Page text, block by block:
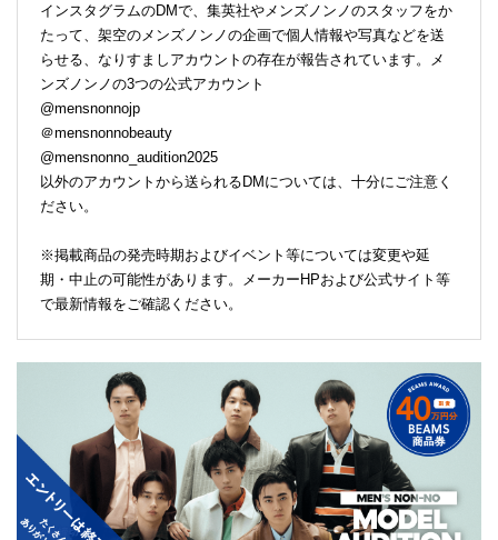
インスタグラムのDMで、集英社やメンズノンノのスタッフをか
たって、架空のメンズノンノの企画で個人情報や写真などを送
らせる、なりすましアカウントの存在が報告されています。メ
ンズノンノの3つの公式アカウント
@mensnonnojp
＠mensnonnobeauty
@mensnonno_audition2025
以外のアカウントから送られるDMについては、十分にご注意く
ださい。
※掲載商品の発売時期およびイベント等については変更や延
期・中止の可能性があります。メーカーHPおよび公式サイト等
で最新情報をご確認ください。